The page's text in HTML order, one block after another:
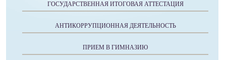
ГОСУДАРСТВЕННАЯ ИТОГОВАЯ АТТЕСТАЦИЯ
АНТИКОРРУПЦИОННАЯ ДЕЯТЕЛЬНОСТЬ
ПРИЕМ В ГИМНАЗИЮ